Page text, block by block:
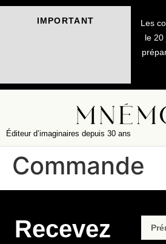
IMPORTANT
Les
le 20
Éditeur d’imaginaires depuis 30 ans
Commande
Recevez